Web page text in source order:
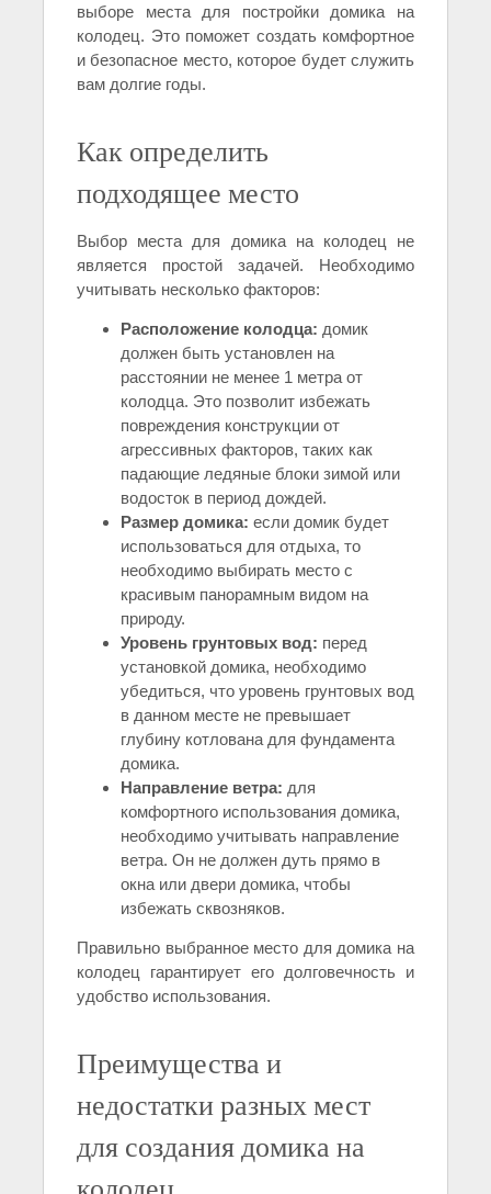
выборе места для постройки домика на
колодец. Это поможет создать комфортное
и безопасное место, которое будет служить
вам долгие годы.
Как определить
подходящее место
Выбор места для домика на колодец не
является простой задачей. Необходимо
учитывать несколько факторов:
Расположение колодца: домик
должен быть установлен на
расстоянии не менее 1 метра от
колодца. Это позволит избежать
повреждения конструкции от
агрессивных факторов, таких как
падающие ледяные блоки зимой или
водосток в период дождей.
Размер домика: если домик будет
использоваться для отдыха, то
необходимо выбирать место с
красивым панорамным видом на
природу.
Уровень грунтовых вод: перед
установкой домика, необходимо
убедиться, что уровень грунтовых вод
в данном месте не превышает
глубину котлована для фундамента
домика.
Направление ветра: для
комфортного использования домика,
необходимо учитывать направление
ветра. Он не должен дуть прямо в
окна или двери домика, чтобы
избежать сквозняков.
Правильно выбранное место для домика на
колодец гарантирует его долговечность и
удобство использования.
Преимущества и
недостатки разных мест
для создания домика на